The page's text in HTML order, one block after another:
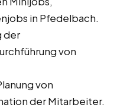
in Pfedelbach.
der
von
von
der Mitarbeiter.